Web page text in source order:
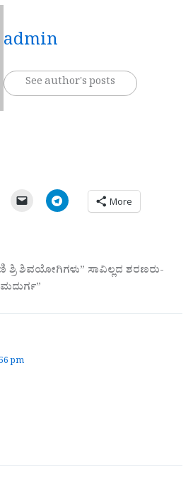
admin
See author's posts
More
ಶ್ರಿ ಶಿವಯೋಗಿಗಳು” ಸಾವಿಲ್ಲದ ಶರಣರು-
pm